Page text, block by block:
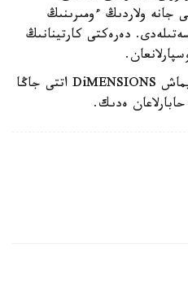
جانە ولاردىڭ ءومىرىنىڭ
دەرەكتى كارتينانىڭ
ەسكە سالايىق، بۇعان دەيىن ديماش DiMENSIONS اتتى جاڭا
ەدىك.